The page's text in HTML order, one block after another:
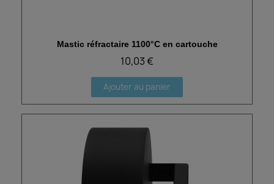
Aperçu rapide
Mastic réfractaire 1100°C en cartouche
10,03 €
Ajouter au panier